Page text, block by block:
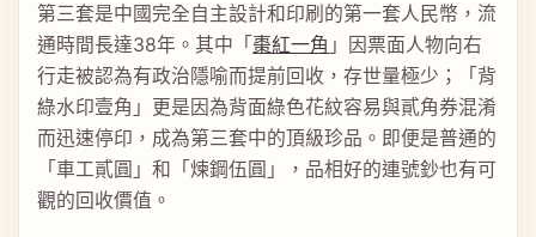
第三套是中國完全自主設計和印刷的第一套人民幣，流
通時間長達38年。其中「棗紅一角 」因票面人物向右
行走被認為有政治隱喻而提前回收，存世量極少；「背
綠水印壹角」更是因為背面綠色花紋容易與貳角券混淆
而迅速停印，成為第三套中的頂級珍品。即便是普通的
「車工貳圓」和「煉鋼伍圓」，品相好的連號鈔也有可
觀的回收價值。